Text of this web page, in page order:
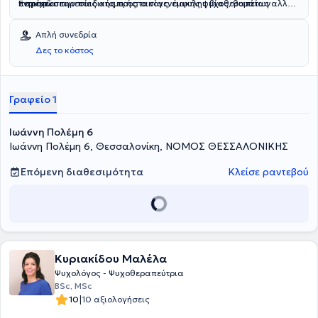
Εντροπία.
περιπτώσεων παιδικής προστασίας, έμφυλης βίας, θυμάτων
παρέχει υπηρεσίες ατομικής, οικογενειακής ψυχοθεραπείας αλλά
Απλή συνεδρία
Δες το κόστος
Γραφείο 1
Ιωάννη Πολέμη 6
Ιωάννη Πολέμη 6, Θεσσαλονίκη, ΝΟΜΟΣ ΘΕΣΣΑΛΟΝΙΚΗΣ
Επόμενη διαθεσιμότητα
Κλείσε ραντεβού
Κυριακίδου Μαλέλα
Ψυχολόγος - Ψυχοθεραπεύτρια
BSc, MSc
10|10 αξιολογήσεις